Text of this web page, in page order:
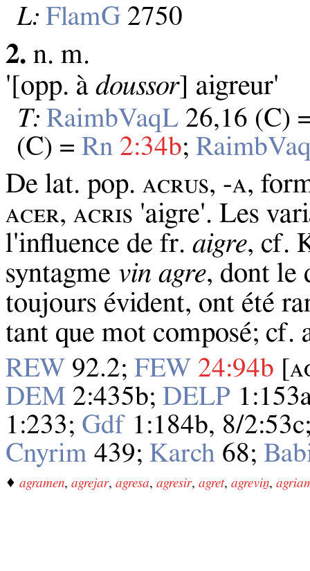
L: FlamG 2750
2. n. m.
'[opp. à doussor] aigreur'
T: RaimbVaqL 26,16 (C)
(C) =Rn 2:34b;
De lat. pop. ᴀᴄʀᴜѕ, -ᴀ,
ᴀᴄᴇʀ, ᴀᴄʀɪѕ 'aigre'. Les
l'influence de fr. aigre, cf.
syntagme vin agre, dont le
toujours évident, ont été
tant que mot composé;
REW 92.2; FEW 24:94b
DEM 2:435b; DELP
1:233; Gdf 1:184b, 8/
Cnyrim 439; Karch 68;
♦ agramen, agrejar, agresa, agresir, agret, agreviṉ,